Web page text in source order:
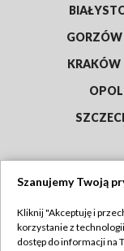
KRAKÓW
Szanujemy Twoją
Kliknij "Akceptuję i
korzystanie z
dostęp do informacji na